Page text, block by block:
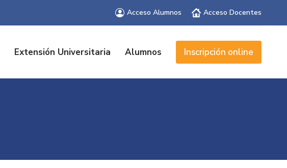
Acceso Alumnos Acceso Docentes
Extensión Universitaria Alumnos Inscripción online